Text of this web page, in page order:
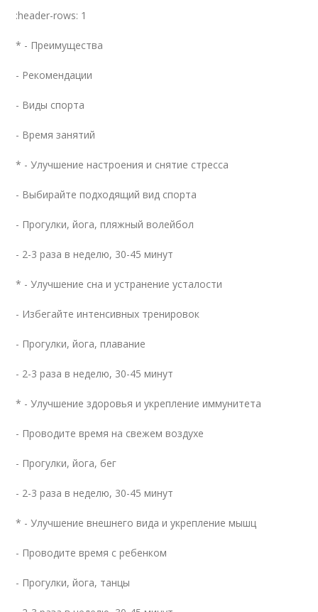
:header-rows: 1
* - Преимущества
- Рекомендации
- Виды спорта
- Время занятий
* - Улучшение настроения и снятие стресса
- Выбирайте подходящий вид спорта
- Прогулки, йога, пляжный волейбол
- 2-3 раза в неделю, 30-45 минут
* - Улучшение сна и устранение усталости
- Избегайте интенсивных тренировок
- Прогулки, йога, плавание
- 2-3 раза в неделю, 30-45 минут
* - Улучшение здоровья и укрепление иммунитета
- Проводите время на свежем воздухе
- Прогулки, йога, бег
- 2-3 раза в неделю, 30-45 минут
* - Улучшение внешнего вида и укрепление мышц
- Проводите время с ребенком
- Прогулки, йога, танцы